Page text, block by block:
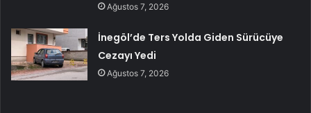
Ağustos 7, 2026
İnegöl’de Ters Yolda Giden Sürücüye
Cezayı Yedi
Ağustos 7, 2026